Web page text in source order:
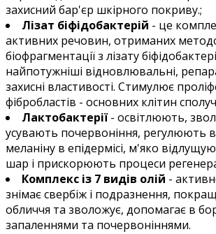
захисний бар'єр шкірного покриву.;
Лізат біфідобактерій - це
активних речовин, отриманих
біофрагментації з лізату
найпотужніші відновлювальні,
захисні властивості. Стимулює
фібробластів - основних клітин
Лактобактерії- освітлюють,
усувають почервоніння, регулюють
меланіну в епідермісі, м'яко
шар і прискорюють процеси
Комплекс із 7 видів олій -
знімає свербіж і подразнення,
обличчя та зволожує, допомагає в
запаленнями та почервоніннями.